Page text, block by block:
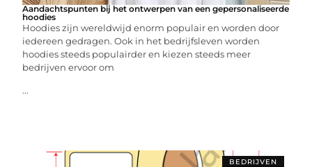
Aandachtspunten bij het ontwerpen van een gepersonaliseerde
hoodies
Hoodies zijn wereldwijd enorm populair en worden door
iedereen gedragen. Ook in het bedrijfsleven worden
hoodies steeds populairder en kiezen steeds meer
bedrijven ervoor om
...
BEDRIJVEN